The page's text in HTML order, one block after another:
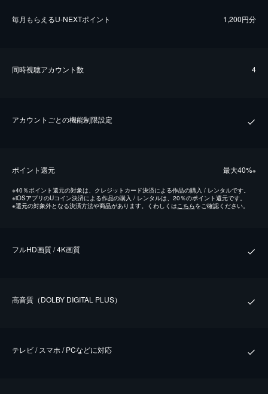
毎⽉もらえるU-NEXTポイント 1,200円分
同時視聴アカウント数 4
アカウントごとの機能制限設定
ポイント還元 最⼤40%※
※40％ポイント還元の対象は、クレジットカード決済による作品の購入 / レンタルです。
※iOSアプリのUコイン決済による作品の購入 / レンタルは、20％のポイント還元です。
※還元の対象外となる決済方法や商品があります。くわしくはこちらをご確認ください。
フルHD画質 / 4K画質
⾼⾳質（DOLBY DIGITAL PLUS）
テレビ / スマホ / PCなどに対応